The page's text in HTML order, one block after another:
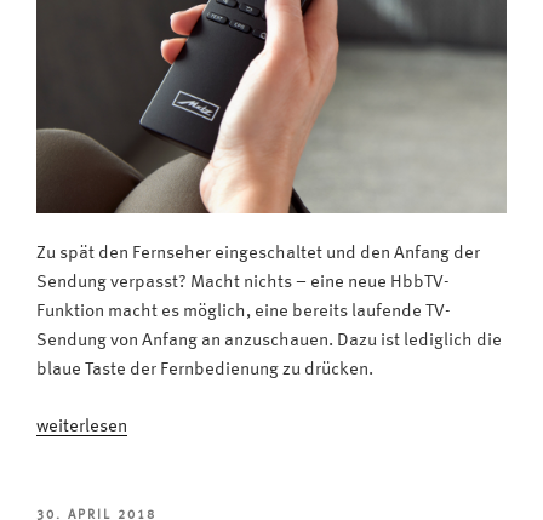
Zu spät den Fernseher eingeschaltet und den Anfang der
Sendung verpasst? Macht nichts – eine neue HbbTV-
Funktion macht es möglich, eine bereits laufende TV-
Sendung von Anfang an anzuschauen. Dazu ist lediglich die
blaue Taste der Fernbedienung zu drücken.
„Den
TV-
weiterlesen
VERÖFFENTLICHT
30. APRIL 2018